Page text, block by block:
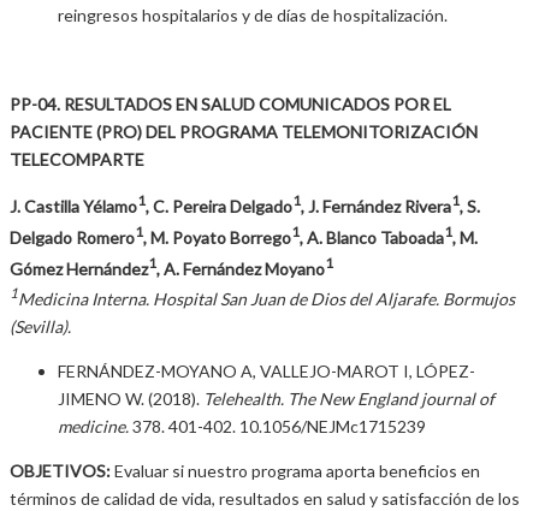
reingresos hospitalarios y de días de hospitalización.
PP-04. RESULTADOS EN SALUD COMUNICADOS POR EL
PACIENTE (PRO) DEL PROGRAMA TELEMONITORIZACIÓN
TELECOMPARTE
J. Castilla Yélamo1, C. Pereira Delgado1, J. Fernández Rivera1, S.
Delgado Romero1, M. Poyato Borrego1, A. Blanco Taboada1, M.
Gómez Hernández1, A. Fernández Moyano1
1Medicina Interna. Hospital San Juan de Dios del Aljarafe. Bormujos
(Sevilla).
FERNÁNDEZ-MOYANO A, VALLEJO-MAROT I, LÓPEZ-
JIMENO W. (2018). Telehealth. The New England journal of
medicine.378. 401-402. 10.1056/NEJMc1715239
OBJETIVOS:Evaluar si nuestro programa aporta beneficios en
términos de calidad de vida, resultados en salud y satisfacción de los